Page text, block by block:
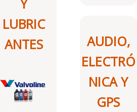
Y
LUBRIC
ANTES
AUDIO,
ELECTRÓ
NICA Y
GPS